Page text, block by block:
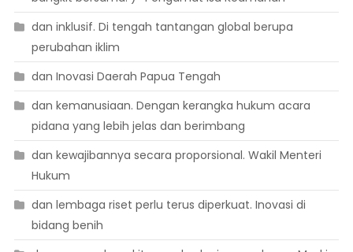
dan inklusif. Di tengah tantangan global berupa
perubahan iklim
dan Inovasi Daerah Papua Tengah
dan kemanusiaan. Dengan kerangka hukum acara
pidana yang lebih jelas dan berimbang
dan kewajibannya secara proporsional. Wakil Menteri
Hukum
dan lembaga riset perlu terus diperkuat. Inovasi di
bidang benih